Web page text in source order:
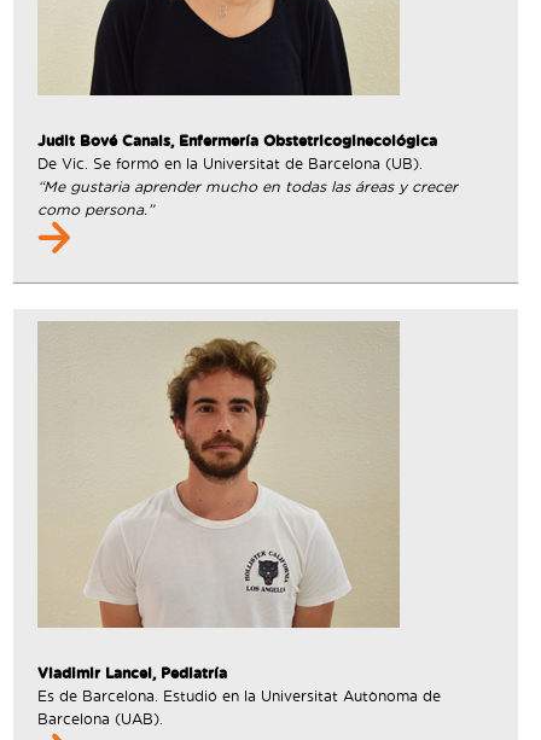
Judit Bové Canals, Enfermería Obstetricoginecológica
De Vic. Se formó en la Universitat de Barcelona (UB).
“Me gustaria aprender mucho en todas las áreas y crecer
como persona.”
Vladimir Lancel, Pediatría
Es de Barcelona. Estudió en la Universitat Autònoma de
Barcelona (UAB).